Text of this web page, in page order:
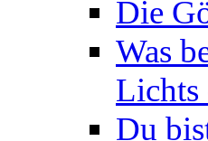
Die
Was
Lichts
Du